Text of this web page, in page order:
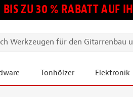
BIS ZU 30 % RABATT AUF
Tonhölzer Elektronik